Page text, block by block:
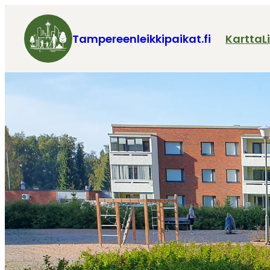
Tampereenleikkipaikat.fi Kartta